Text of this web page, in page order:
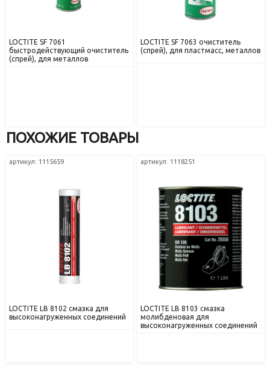
LOCTITE SF 7061
быстродействующий очиститель
(спрей), для металлов
LOCTITE SF 7063 очиститель
(спрей), для пластмасс, металлов
ПОХОЖИЕ ТОВАРЫ
артикул: 1115659
LOCTITE LB 8102 смазка для
высоконагруженных соединений
артикул: 1118251
LOCTITE LB 8103 смазка
молибденовая для
высоконагруженных соединений